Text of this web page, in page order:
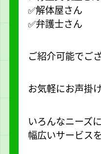
✅解体屋さん
✅弁護士さん
ご紹介可能でご
お気軽にお声掛
いろんなニーズ
幅広いサービス